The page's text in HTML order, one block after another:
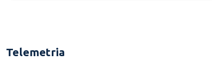
Telemetria